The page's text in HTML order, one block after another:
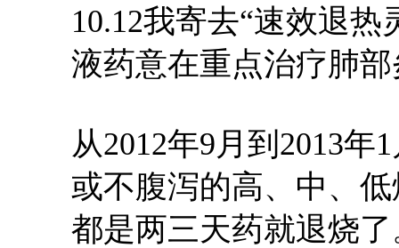
10.12我寄去“速效退热
液药意在重点治疗肺
从2012年9月到2013年
或不腹泻的高、中、低
都是两三天药就退烧了